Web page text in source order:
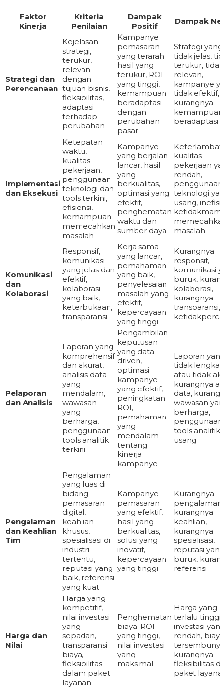
Faktor
Kinerja
Kriteria
Penilaian
Dampak
Positif
Dampak
Strategi dan
Perencanaan
Kejelasan
strategi,
terukur,
relevan
dengan
tujuan bisnis,
fleksibilitas,
adaptasi
terhadap
perubahan
Kampanye
pemasaran
yang terarah,
hasil yang
terukur, ROI
yang tinggi,
kemampuan
beradaptasi
dengan
perubahan
pasar
Strategi
tidak jelas,
terukur,
relevan,
kampanye
tidak efektif,
kurangnya
beradaptasi
Implementasi
dan Eksekusi
Ketepatan
waktu,
kualitas
pekerjaan,
penggunaan
teknologi dan
tools terkini,
efisiensi,
kemampuan
memecahkan
masalah
Kampanye
yang berjalan
lancar, hasil
yang
berkualitas,
optimasi yang
efektif,
penghematan
waktu dan
sumber daya
kualitas
pekerjaan
rendah,
teknologi
usang,
masalah
Komunikasi
dan
Kolaborasi
Responsif,
komunikasi
yang jelas dan
efektif,
kolaborasi
yang baik,
keterbukaan,
transparansi
Kerja sama
yang lancar,
pemahaman
yang baik,
penyelesaian
masalah yang
efektif,
kepercayaan
yang tinggi
Kurangnya
responsif,
komunikasi
buruk,
kolaborasi,
kurangnya
transparansi,
Pelaporan
dan Analisis
Laporan yang
komprehensif
dan akurat,
analisis data
yang
mendalam,
wawasan
yang
berharga,
penggunaan
tools analitik
terkini
Pengambilan
keputusan
yang data-
driven,
optimasi
kampanye
yang efektif,
peningkatan
ROI,
pemahaman
yang
mendalam
tentang
kinerja
kampanye
Laporan
tidak
atau tidak
kurangnya
data,
wawasan
berharga,
tools
usang
Pengalaman
dan Keahlian
Tim
Pengalaman
yang luas di
bidang
pemasaran
digital,
keahlian
khusus,
spesialisasi di
industri
tertentu,
reputasi yang
baik, referensi
yang kuat
Kampanye
pemasaran
yang efektif,
hasil yang
berkualitas,
solusi yang
inovatif,
kepercayaan
yang tinggi
Kurangnya
kurangnya
keahlian,
kurangnya
spesialisasi,
reputasi
buruk,
referensi
Harga dan
Nilai
Harga yang
kompetitif,
nilai investasi
yang
sepadan,
transparansi
biaya,
fleksibilitas
dalam paket
layanan
Penghematan
biaya, ROI
yang tinggi,
nilai investasi
yang
maksimal
Harga yang
terlalu
investasi
rendah,
kurangnya
fleksibilitas
paket